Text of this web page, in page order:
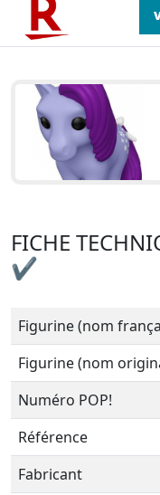
FICHE
✔
Figurine (nom
Figurine (nom
Numéro POP!
Référence
Fabricant